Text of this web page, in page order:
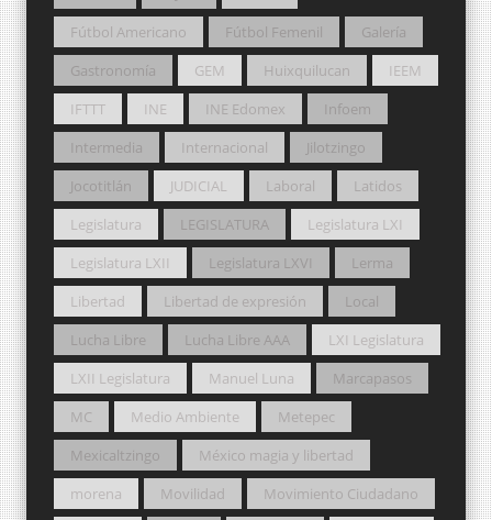
Fútbol Americano
Fútbol Femenil
Galería
Gastronomía
GEM Huixquilucan
IEEM
IFTTT
INE INE Edomex
Infoem
Intermedia
Internacional
Jilotzingo
Jocotitlán
JUDICIAL Laboral
Latidos
Legislatura
LEGISLATURA
Legislatura LXI
Legislatura LXII
Legislatura LXVI
Lerma
Libertad
Libertad de expresión
Local
Lucha Libre
Lucha Libre AAA
LXI Legislatura
LXII Legislatura
Manuel Luna
Marcapasos
MC
Medio Ambiente
Metepec
Mexicaltzingo
México magia y libertad
morena
Movilidad
Movimiento Ciudadano